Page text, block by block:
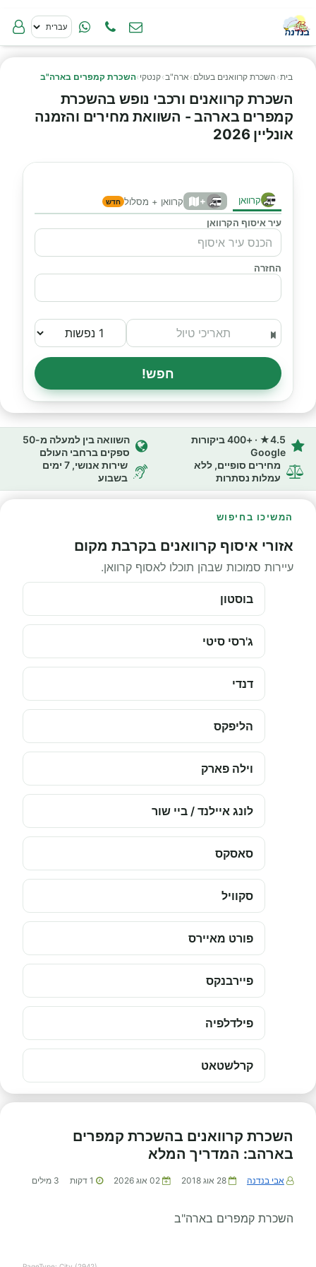
בית› השכרת קרוואנים בעולם › ארה"ב›קנטקי ›השכרת קמפרים בארה"ב
השכרת קרוואנים ורכבי נופש בהשכרת
קמפרים בארהב - השוואת מחירים והזמנה
אונליין 2026
קרוואן + קרוואן + מסלול חדש
עיר איסוף הקרוואן
החזרה
חפש!
4.5★ · +400 ביקורות
Google
השוואה בין למעלה מ-50
ספקים ברחבי העולם
מחירים סופיים, ללא
עמלות נסתרות
שירות אנושי, 7 ימים
בשבוע
המשיכו בחיפוש
אזורי איסוף קרוואנים בקרבת מקום
עיירות סמוכות שבהן תוכלו לאסוף קרוואן.
בוסטון
ג'רסי סיטי
דנדי
הליפקס
וילה פארק
לונג איילנד / ביי שור
סאסקס
סקוויל
פורט מאיירס
פיירבנקס
פילדלפיה
קרלשטאט
השכרת קרוואנים בהשכרת קמפרים
בארהב: המדריך המלא
אבי בנדנה 28 אוג 2018 02 אוג 2026 1 דקות 3 מילים
השכרת קמפרים בארה"ב